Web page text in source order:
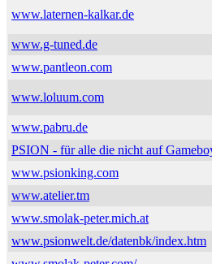
www.laternen-kalkar.de
www.g-tuned.de
www.pantleon.com
www.loluum.com
www.pabru.de
PSION - für alle die nicht auf
www.psionking.com
www.atelier.tm
www.smolak-peter.mich.at
www.psionwelt.de/datenbk/index.htm